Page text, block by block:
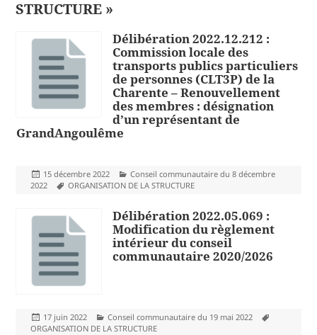
STRUCTURE »
Délibération 2022.12.212 :
Commission locale des
transports publics particuliers
de personnes (CLT3P) de la
Charente – Renouvellement
des membres : désignation
d’un représentant de
GrandAngoulême
Publié
le
15 décembre 2022 Catégories
Conseil communautaire du 8 décembre
2022
Mots-
ORGANISATION DE LA STRUCTURE
Délibération 2022.05.069 :
Modification du règlement
intérieur du conseil
communautaire 2020/2026
Publié
le
17 juin 2022 Catégories
Conseil communautaire du 19 mai 2022
ORGANISATION DE LA STRUCTURE